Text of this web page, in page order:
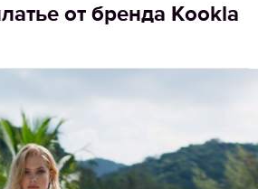
от бренда Kookla